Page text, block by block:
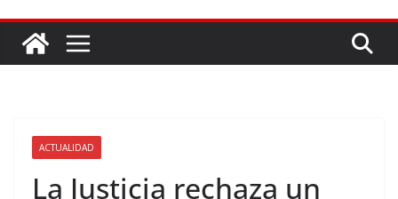
ACTUALIDAD
La Justicia rechaza un